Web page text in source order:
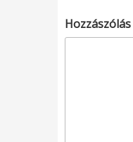
Hozzászólás